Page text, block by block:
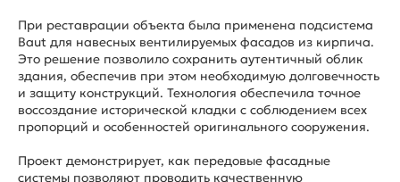
При реставрации объекта была применена подсистема
Baut для навесных вентилируемых фасадов из кирпича.
Это решение позволило сохранить аутентичный облик
здания, обеспечив при этом необходимую долговечность
и защиту конструкций. Технология обеспечила точное
воссоздание исторической кладки с соблюдением всех
пропорций и особенностей оригинального сооружения.
Проект демонстрирует, как передовые фасадные
системы позволяют проводить качественную